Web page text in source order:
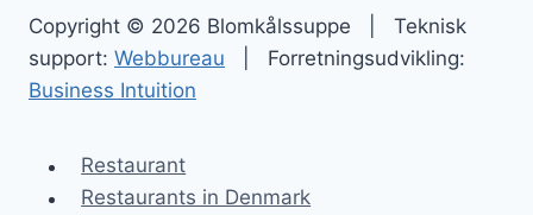
Copyright © 2026 Blomkålssuppe | Teknisk
support: Webbureau | Forretningsudvikling:
Business Intuition
Restaurant
Restaurants in Denmark